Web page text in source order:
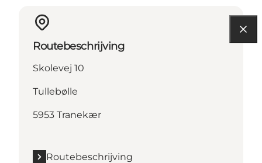
Routebeschrijving
Skolevej 10
Tullebølle
5953 Tranekær
Routebeschrijving